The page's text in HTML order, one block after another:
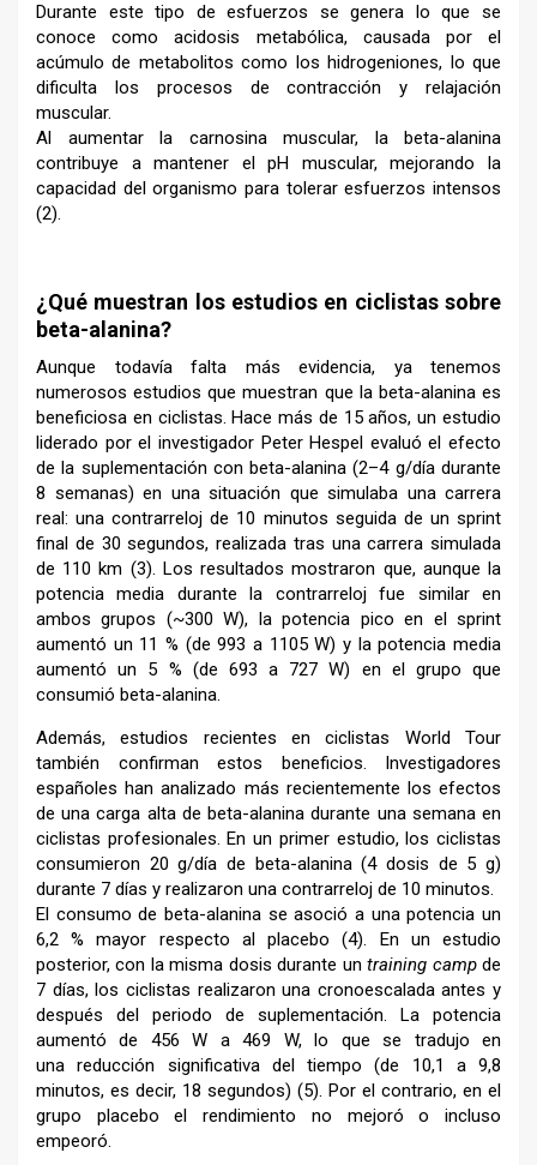
Durante este tipo de esfuerzos se genera lo que se
conoce como acidosis metabólica, causada por el
acúmulo de metabolitos como los hidrogeniones, lo que
dificulta los procesos de contracción y relajación
muscular.
Al aumentar la carnosina muscular, la beta-alanina
contribuye a mantener el pH muscular, mejorando la
capacidad del organismo para tolerar esfuerzos intensos
(2).
¿Qué muestran los estudios en ciclistas sobre
beta-alanina?
Aunque todavía falta más evidencia, ya tenemos
numerosos estudios que muestran que la beta-alanina es
beneficiosa en ciclistas. Hace más de 15 años, un estudio
liderado por el investigador Peter Hespel evaluó el efecto
de la suplementación con beta-alanina (2–4 g/día durante
8 semanas) en una situación que simulaba una carrera
real: una contrarreloj de 10 minutos seguida de un sprint
final de 30 segundos, realizada tras una carrera simulada
de 110 km (3). Los resultados mostraron que, aunque la
potencia media durante la contrarreloj fue similar en
ambos grupos (~300 W), la potencia pico en el sprint
aumentó un 11 % (de 993 a 1105 W) y la potencia media
aumentó un 5 % (de 693 a 727 W) en el grupo que
consumió beta-alanina.
Además, estudios recientes en ciclistas World Tour
también confirman estos beneficios. Investigadores
españoles han analizado más recientemente los efectos
de una carga alta de beta-alanina durante una semana en
ciclistas profesionales. En un primer estudio, los ciclistas
consumieron 20 g/día de beta-alanina (4 dosis de 5 g)
durante 7 días y realizaron una contrarreloj de 10 minutos.
El consumo de beta-alanina se asoció a una potencia un
6,2 % mayor respecto al placebo (4). En un estudio
posterior, con la misma dosis durante untraining campde
7 días, los ciclistas realizaron una cronoescalada antes y
después del periodo de suplementación. La potencia
aumentó de 456 W a 469 W, lo que se tradujo en
una reducción significativa del tiempo (de 10,1 a 9,8
minutos, es decir, 18 segundos) (5). Por el contrario, en el
grupo placebo el rendimiento no mejoró o incluso
empeoró.